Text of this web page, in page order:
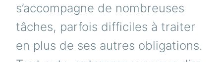
s’accompagne de nombreuses
tâches, parfois difficiles à traiter
en plus de ses autres obligations.